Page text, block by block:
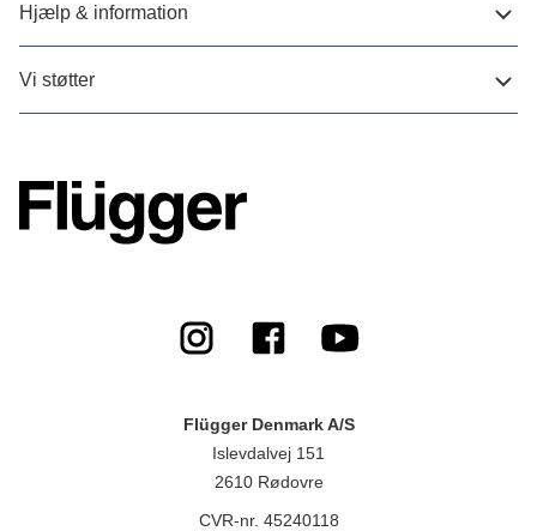
Hjælp & information
Vi støtter
Flügger Denmark A/S
Islevdalvej 151
2610 Rødovre
CVR-nr. 45240118